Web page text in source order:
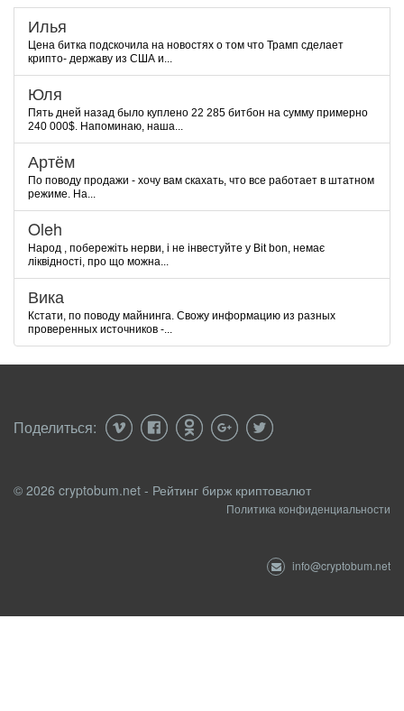
Илья
Цена битка подскочила на новостях о том что Трамп сделает
крипто- державу из США и...
Юля
Пять дней назад было куплено 22 285 битбон на сумму примерно
240 000$. Напоминаю, наша...
Артём
По поводу продажи - хочу вам скахать, что все работает в штатном
режиме. На...
Oleh
Народ , побережіть нерви, і не інвестуйте у Bit bon, немає
ліквідності, про що можна...
Вика
Кстати, по поводу майнинга. Свожу информацию из разных
проверенных источников -...
Поделиться:
© 2026 cryptobum.net - Рейтинг бирж криптовалют
Политика конфиденциальности
info@cryptobum.net